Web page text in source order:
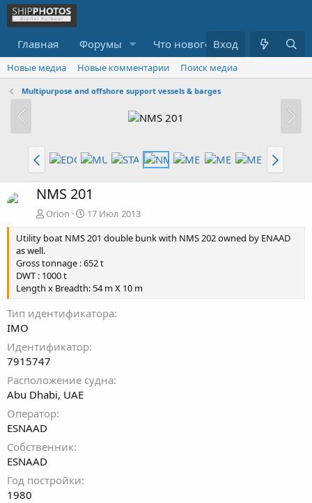
Главная Форумы Что нового? Медиа
Вход
Новые медиа Новые комментарии Поиск медиа
Multipurpose and offshore support vessels & barges
NMS 201
Orion
17 Июл 2013
Utility boat NMS 201 double bunk with NMS 202 owned by ENAAD
as well.
Gross tonnage : 652 t
DWT : 1000 t
Length x Breadth: 54 m X 10 m
Тип идентификатора
IMO
Идентификатор
7915747
Расположение судна
Abu Dhabi, UAE
Оператор
ESNAAD
Собственник
ESNAAD
Год постройки
1980